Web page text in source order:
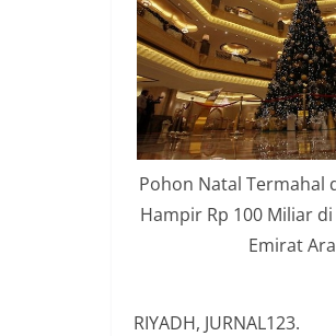
Pohon Natal Termahal
Hampir Rp 100 Miliar
Emirat
RIYADH, JURNAL123.